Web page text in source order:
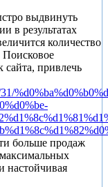
выдвинуть
в результатах
количество
Поисковое
сайта, привлечь
больше продаж
настойчивая